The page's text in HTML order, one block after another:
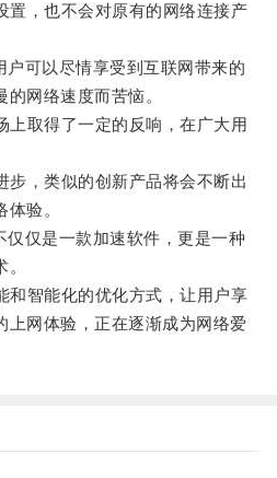
，也不会对原有的网络连接产
可以尽情享受到互联网带来的
网络速度而苦恼。
取得了一定的反响，在广大用
，类似的创新产品将会不断出
验。
仅是一款加速软件，更是一种
智能化的优化方式，让用户享
上网体验，正在逐渐成为网络爱